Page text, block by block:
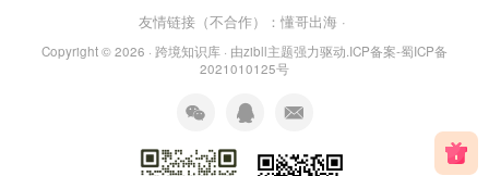
友情链接（不合作）： 懂哥出海 ·
Copyright © 2026 · 跨境知识库 · 由zibll主题强力驱动.ICP备案-蜀ICP备
2021010125号